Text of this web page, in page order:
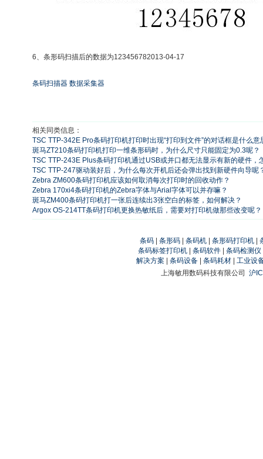
6、条形码扫描后的数据为123456782013-04-17
条码扫描器 数据采集器
相关同类信息：
TSC TTP-342E Pro条码打印机打印时出现“打印到文件”的对话框是什么意
斑马ZT210条码打印机打印一维条形码时，为什么尺寸只能固定为0.3呢？
TSC TTP-243E Plus条码打印机通过USB或并口都无法显示有新的硬件，
TSC TTP-247驱动装好后，为什么每次开机后还会弹出找到新硬件向导呢
Zebra ZM600条码打印机应该如何取消每次打印时的回收动作？
Zebra 170xi4条码打印机的Zebra字体与Arial字体可以并存嘛？
斑马ZM400条码打印机打一张后连续出3张空白的标签，如何解决？
Argox OS-214TT条码打印机更换热敏纸后，需要对打印机做那些改变呢？
条码 条形码 条码机 条形码打印机
条码标签打印机| 条码软件| 条码检测仪
解决方案
条码设备 条码耗材
工业设
上海敏用数码科技有限公司 沪